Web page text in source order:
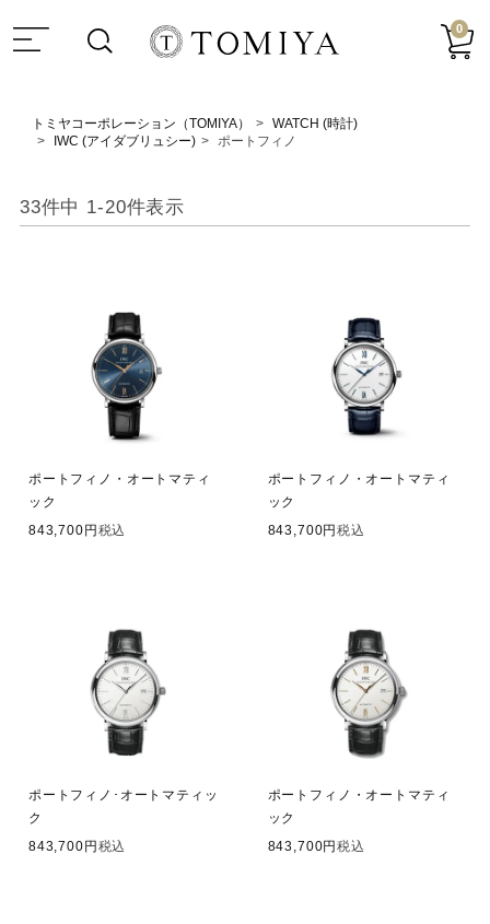
0
トミヤコーポレーション（TOMIYA）
WATCH (時計)
IWC (アイダブリュシー)
ポートフィノ
33件中 1-20件表示
ポートフィノ・オートマティ
ック
843,700
税込
ポートフィノ・オートマティ
ック
843,700
税込
ポートフィノ･オートマティッ
ク
843,700
税込
ポートフィノ・オートマティ
ック
843,700
税込